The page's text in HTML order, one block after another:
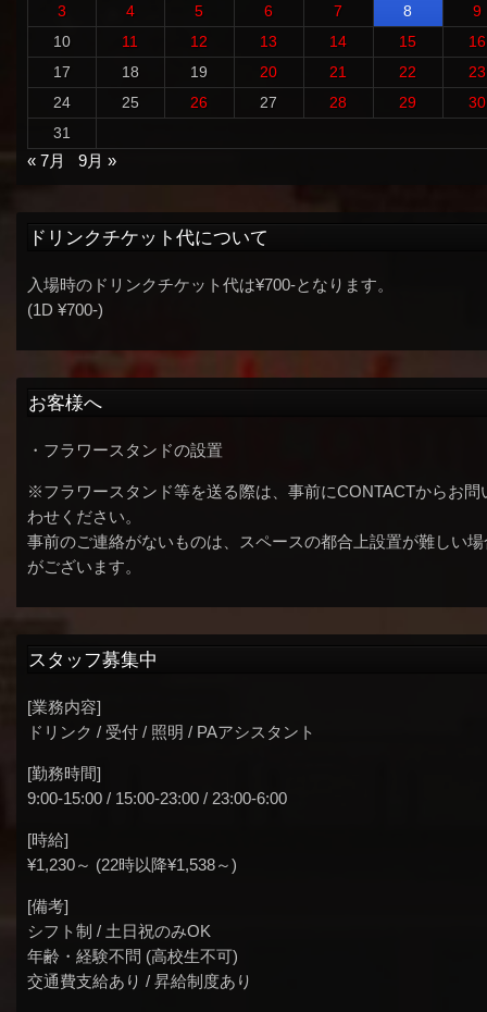
3
4 5 6 7 8
9
10
11 12 13 14 15
16
17
18 19 20 21 22
23
24
25 26 27 28 29
30
31
« 7月
9月 »
ドリンクチケット代について
入場時のドリンクチケット代は¥700-となります。
(1D ¥700-)
お客様へ
・フラワースタンドの設置
※フラワースタンド等を送る際は、事前にCONTACTからお問
わせください。
事前のご連絡がないものは、スペースの都合上設置が難しい場
がございます。
スタッフ募集中
[業務内容]
ドリンク / 受付 / 照明 / PAアシスタント
[勤務時間]
9:00-15:00 / 15:00-23:00 / 23:00-6:00
[時給]
¥1,230～ (22時以降¥1,538～)
[備考]
シフト制 / 土日祝のみOK
年齢・経験不問 (高校生不可)
交通費支給あり / 昇給制度あり